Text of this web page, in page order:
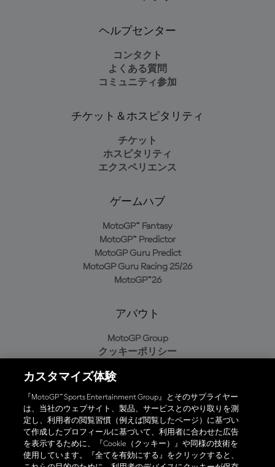
ヘルプセンター
コンタクト
よくある質問
コミュニティ参加
チケット＆ホスピタリティ
チケット
ホスピタリティ
エクスペリエンス
ゲームハブ
MotoGP™ Fantasy
MotoGP™ Predictor
MotoGP Guru Predict
MotoGP Guru Racing 25/26
MotoGP™26
アバウト
MotoGP Group
クッキーポリシー
プライバシーポリシー
購入ポリシー
オフィシャルアプリ
カスタマイズ体験
『MotoGP™ Sports Entertainment Group』とそのサプライヤー
は、当社のウェブサイト、製品、サービスとのやり取りを測
定し、利用者の閲覧習慣（例えば閲覧したページ）に基づい
て作成したプロフィールに基づいて、利用者に合わせた広告
を表示するために、『Cookie（クッキー）』や同様の技術を
使用しています。『全てを有効にする』をクリックすると、